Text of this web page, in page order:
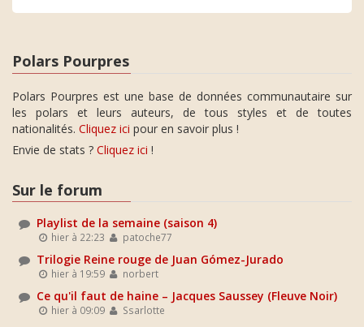
Polars Pourpres
Polars Pourpres est une base de données communautaire sur
les polars et leurs auteurs, de tous styles et de toutes
nationalités. Cliquez ici pour en savoir plus !
Envie de stats ? Cliquez ici !
Sur le forum
Playlist de la semaine (saison 4)
hier à 22:23 patoche77
Trilogie Reine rouge de Juan Gómez-Jurado
hier à 19:59 norbert
Ce qu'il faut de haine – Jacques Saussey (Fleuve Noir)
hier à 09:09 Ssarlotte